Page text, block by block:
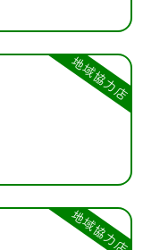
地域協力店
地域協力店